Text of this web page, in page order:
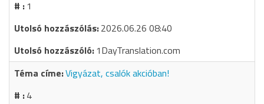
1
2026.06.26 08:40
1DayTranslation.com
Vigyázat, csalók akcióban!
4